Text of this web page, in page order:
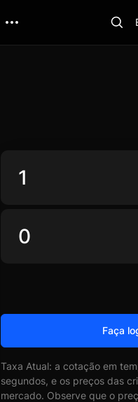
Faça
Taxa Atual: a cotação em
segundos, e os preços das
mercado. Observe que o